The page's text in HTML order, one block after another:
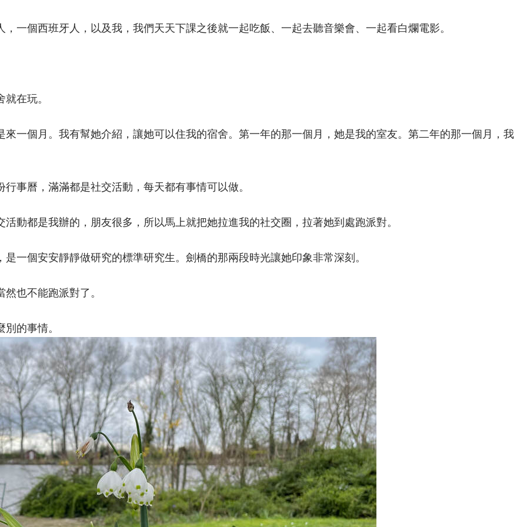
一個西班牙人，以及我，我們天天下課之後就一起吃飯、一起去聽音樂會、一起看白爛電影。
在玩。
一個月。我有幫她介紹，讓她可以住我的宿舍。第一年的那一個月，她是我的室友。第二年的那一個月，我
事曆，滿滿都是社交活動，每天都有事情可以做。
動都是我辦的，朋友很多，所以馬上就把她拉進我的社交圈，拉著她到處跑派對。
一個安安靜靜做研究的標準研究生。劍橋的那兩段時光讓她印象非常深刻。
也不能跑派對了。
的事情。